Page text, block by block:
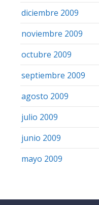
diciembre 2009
noviembre 2009
octubre 2009
septiembre 2009
agosto 2009
julio 2009
junio 2009
mayo 2009